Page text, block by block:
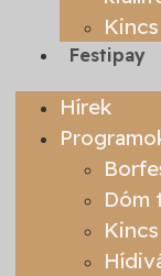
Festipay
Hírek
Dóm